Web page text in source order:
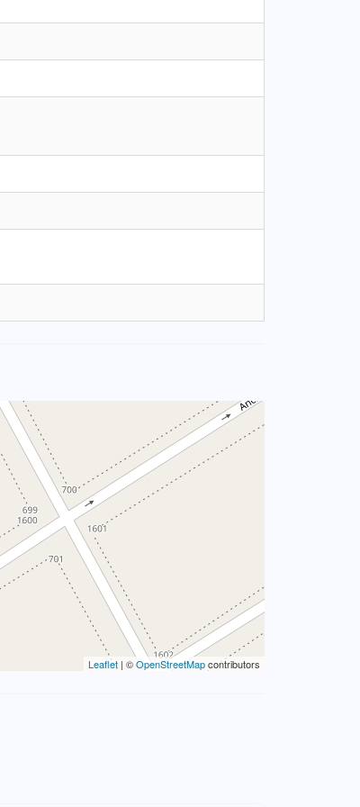
Leaflet | ©OpenStreetMapcontributors